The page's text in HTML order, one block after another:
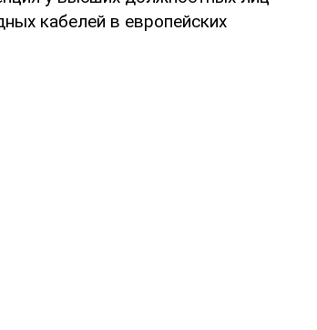
кабелей в европейских